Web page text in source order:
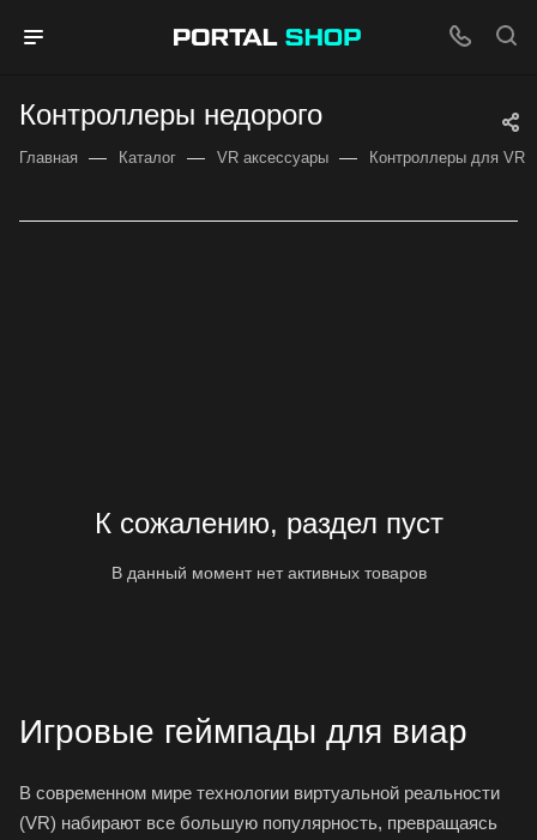
Контроллеры недорого
Главная — Каталог — VR аксессуары — Контроллеры для VR
К сожалению, раздел пуст
В данный момент нет активных товаров
Игровые геймпады для виар
В современном мире технологии виртуальной реальности
(VR) набирают все большую популярность, превращаясь